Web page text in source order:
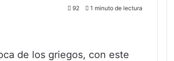
92 1 minuto de lectura
de los griegos, con este